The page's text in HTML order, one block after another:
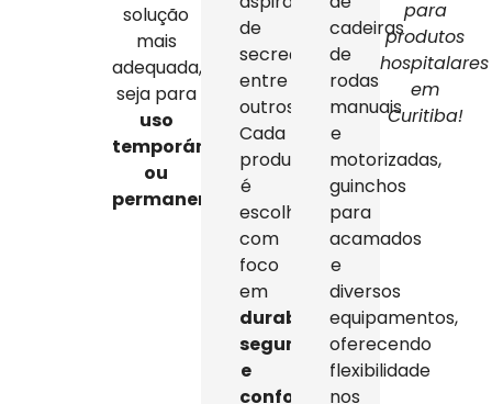
solução
mais
adequada,
seja para
uso
temporário
ou
permanente
de
secreção,
entre
outros.
Cada
produto
é
escolhido
com
foco
em
durabilidade,
segurança
e
conforto
cadeiras
de
rodas
manuais
e
motorizadas,
guinchos
para
acamados
e
diversos
equipamentos,
oferecendo
flexibilidade
nos
para
produtos
hospitalares
em
Curitiba!